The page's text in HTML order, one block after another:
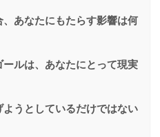
あなたにもたらす影響は何
ルは、あなたにとって現実
うとしているだけではない